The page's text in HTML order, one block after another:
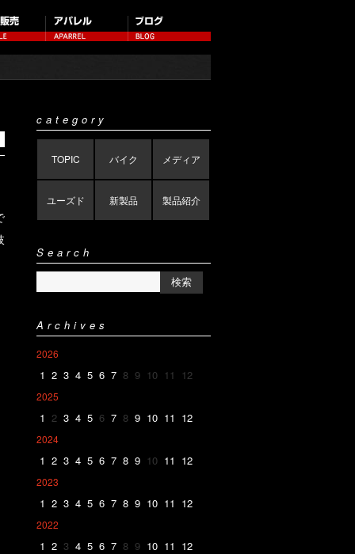
category
TOPIC バイク メディア
ユーズド 新製品 製品紹介
Search
Archives
2026
1 2 3 4 5 6 7 8 9 10 11 12
2025
1 2 3 4 5 6 7 8 9 10 11 12
2024
1 2 3 4 5 6 7 8 9 10 11 12
2023
1 2 3 4 5 6 7 8 9 10 11 12
2022
1 2 3 4 5 6 7 8 9 10 11 12